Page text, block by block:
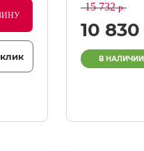
15 732р.
10 830
В НАЛИЧИИ